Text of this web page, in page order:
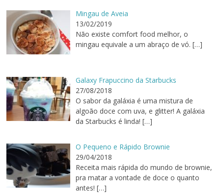
Mingau de Aveia
13/02/2019
Não existe comfort food melhor, o
mingau equivale a um abraço de vó. […]
Galaxy Frapuccino da Starbucks
27/08/2018
O sabor da galáxia é uma mistura de
algoão doce com uva, e glitter! A galáxia
da Starbucks é linda! […]
O Pequeno e Rápido Brownie
29/04/2018
Receita mais rápida do mundo de brownie,
pra matar a vontade de doce o quanto
antes! […]